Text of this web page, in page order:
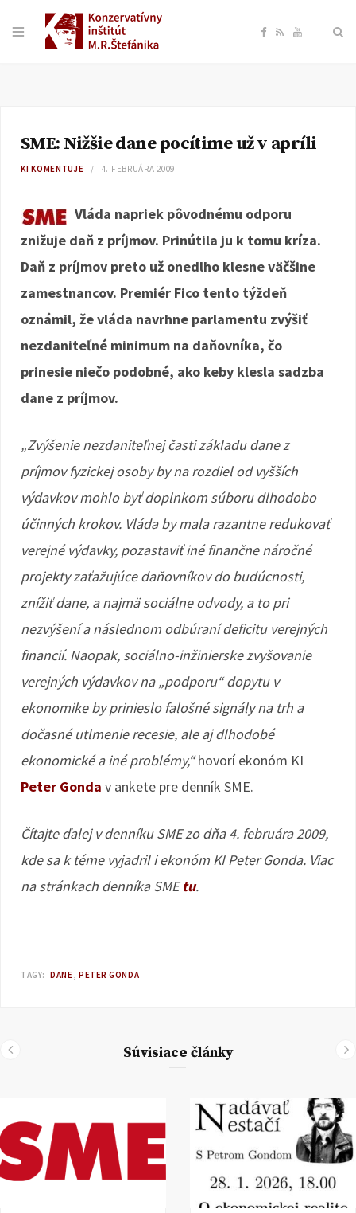
F
o
R Y
T
b
e
SME: Nižšie dane pocítime už v apríli
KI KOMENTUJE 4. FEBRUÁRA 2009
Vláda napriek pôvodnému odporu
znižuje daň z príjmov. Prinútila ju k tomu kríza.
Daň z príjmov preto už onedlho klesne väčšine
zamestnancov. Premiér Fico tento týždeň
oznámil, že vláda navrhne parlamentu zvýšiť
nezdaniteľné minimum na daňovníka, čo
prinesie niečo podobné, ako keby klesla sadzba
dane z príjmov.
„Zvýšenie nezdaniteľnej časti základu dane z
príjmov fyzickej osoby by na rozdiel od vyšších
výdavkov mohlo byť doplnkom súboru dlhodobo
účinných krokov. Vláda by mala razantne redukovať
verejné výdavky, pozastaviť iné finančne náročné
projekty zaťažujúce daňovníkov do budúcnosti,
znížiť dane, a najmä sociálne odvody, a to pri
nezvýšení a následnom odbúraní deficitu verejných
financií. Naopak, sociálno-inžinierske zvyšovanie
verejných výdavkov na „podporu“ dopytu v
ekonomike by prinieslo falošné signály na trh a
dočasné utlmenie recesie, ale aj dlhodobé
ekonomické a iné problémy,“hovorí ekonóm KI
Peter Gonda v ankete pre denník SME.
Čítajte ďalej v denníku SME zo dňa 4. februára 2009,
kde sa k téme vyjadril i ekonóm KI Peter Gonda. Viac
na stránkach denníka SMEtu.
TAGY: DANE PETER GONDA
Súvisiace články